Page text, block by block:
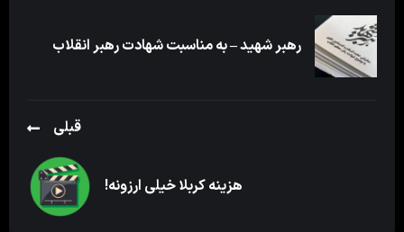
رهبر شهید – به مناسبت شهادت رهبر انقلاب
قبلی
هزینه کربلا خیلی ارزونه!